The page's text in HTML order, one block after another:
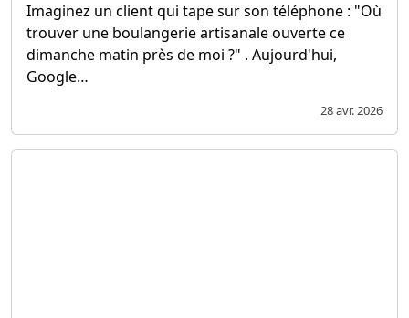
Imaginez un client qui tape sur son téléphone : "Où
trouver une boulangerie artisanale ouverte ce
dimanche matin près de moi ?" . Aujourd'hui,
Google…
28 avr. 2026